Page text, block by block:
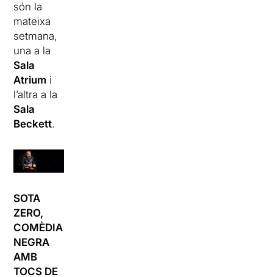
són la
mateixa
setmana,
una a la
Sala
Atrium i
l’altra a la
Sala
Beckett.
SOTA
ZERO,
COMÈDIA
NEGRA
AMB
TOCS DE